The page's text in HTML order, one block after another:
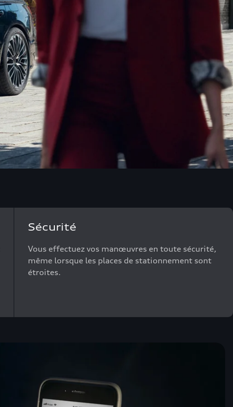
Sécurité
Vous effectuez vos manœuvres en toute sécurité,
même lorsque les places de stationnement sont
étroites.